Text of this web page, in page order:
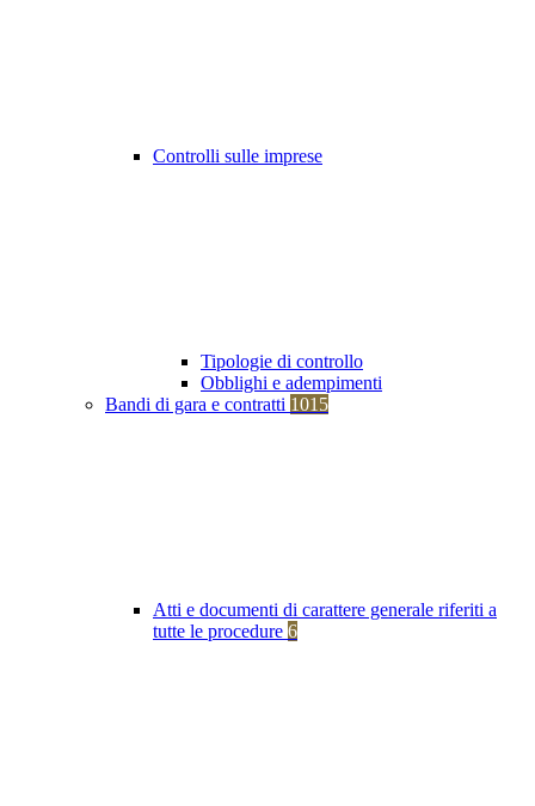
Controlli sulle imprese
Tipologie di controllo
Obblighi e adempimenti
Bandi di gara e contratti 1015
Atti e documenti di carattere generale riferiti a
tutte le procedure 6